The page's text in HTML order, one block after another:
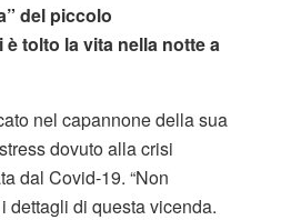
del piccolo
è tolto la vita nella notte a
nel capannone della sua
dovuto alla crisi
dal Covid-19. “Non
dettagli di questa vicenda.